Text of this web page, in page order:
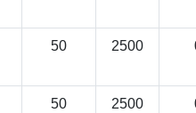
50 2500
50 2500